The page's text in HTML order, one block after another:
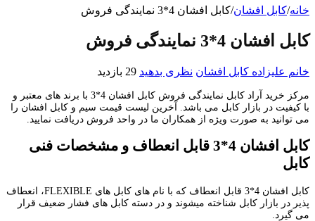
خانه/کابل افشان/کابل افشان 4*3 نمایندگی فروش
کابل افشان 4*3 نمایندگی فروش
خانم علیزاده کابل افشان نظری بدهید 29 بازدید
مرکز خرید آراد کابل نمایندگی فروش کابل افشان 4*3 با برند های معتبر و
با کیفیت در بازار کابل می باشد. آخرین لیست قیمت سیم و کابل افشان را
می توانید به صورت ویژه از همکاران ما در واحد فروش دریافت نمایید.
کابل افشان 4*3 قابل انعطاف و مشخصات فنی
کابل
کابل افشان 4*3 قابل انعطاف که با نام های کابل های FLEXIBLE، انعطاف
پذیر در بازار کابل شناخته میشوند و در دسته کابل های فشار ضعیف قرار
می گیرد.